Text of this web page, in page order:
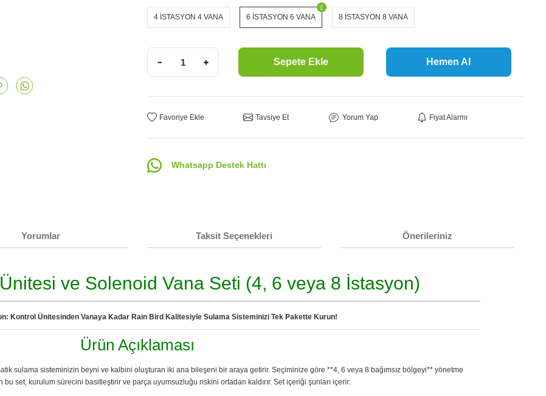
4 İSTASYON 4 VANA 6 İSTASYON 6 VANA 8 İSTASYON 8 VANA
Sepete Ekle Hemen Al
Tavsiye Et Yorum Yap Fiyat Alarmı
Whatsapp Destek Hattı
Yorumlar Taksit Seçenekleri Önerileriniz
ve Solenoid Vana Seti (4, 6 veya 8 İstasyon)
Kontrol Ünitesinden Vanaya Kadar Rain Bird Kalitesiyle Sulama Sisteminizi Tek Pakette Kurun!
Ürün Açıklaması
sulama sisteminizin beyni ve kalbini oluşturan iki ana bileşeni bir araya getirir. Seçiminize göre **4, 6 veya 8 bağımsız bölgeyi** yönetme
bu set, kurulum sürecini basitleştirir ve parça uyumsuzluğu riskini ortadan kaldırır. Set içeriği şunları içerir: